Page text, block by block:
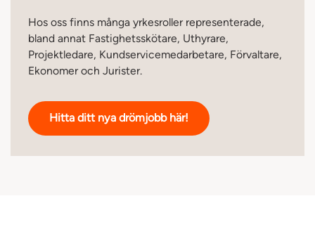
Hos oss finns många yrkesroller representerade,
bland annat Fastighetsskötare, Uthyrare,
Projektledare, Kundservicemedarbetare, Förvaltare,
Ekonomer och Jurister.
Hitta ditt nya drömjobb här!